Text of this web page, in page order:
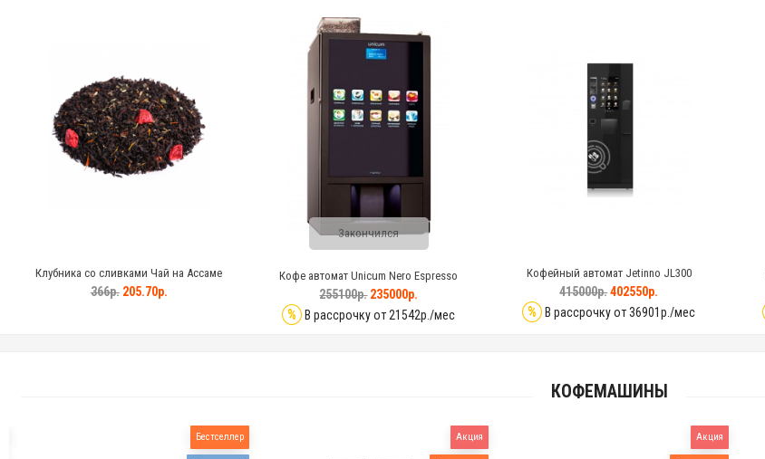
Клубника со сливками Чай на Ассаме
366р.205.70р.
Закончился
Кофе автомат Unicum Nero Espresso
255100р.235000р.
% В рассрочку от 21542р./мес
Кофейный автомат Jetinno JL300
415000р.402550р.
% В рассрочку от 36901р./мес
КОФЕМАШИНЫ
Бестселлер Акция Акция